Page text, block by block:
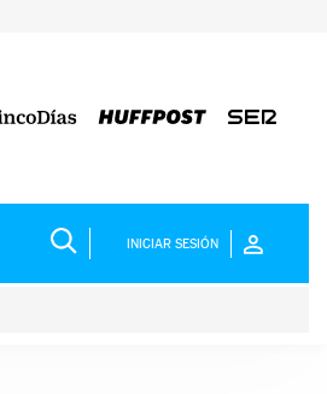
INICIAR SESIÓN